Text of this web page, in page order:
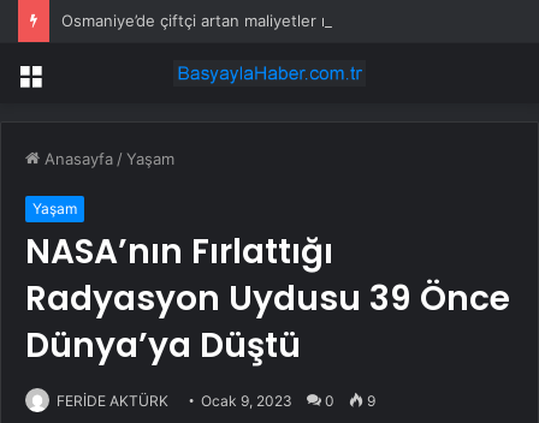
Menü
Anasayfa /Yaşam
Yaşam
NASA’nın Fırlattığı
Radyasyon Uydusu 39 Önce
Dünya’ya Düştü
FERİDE AKTÜRK Ocak 9, 2023 0 9